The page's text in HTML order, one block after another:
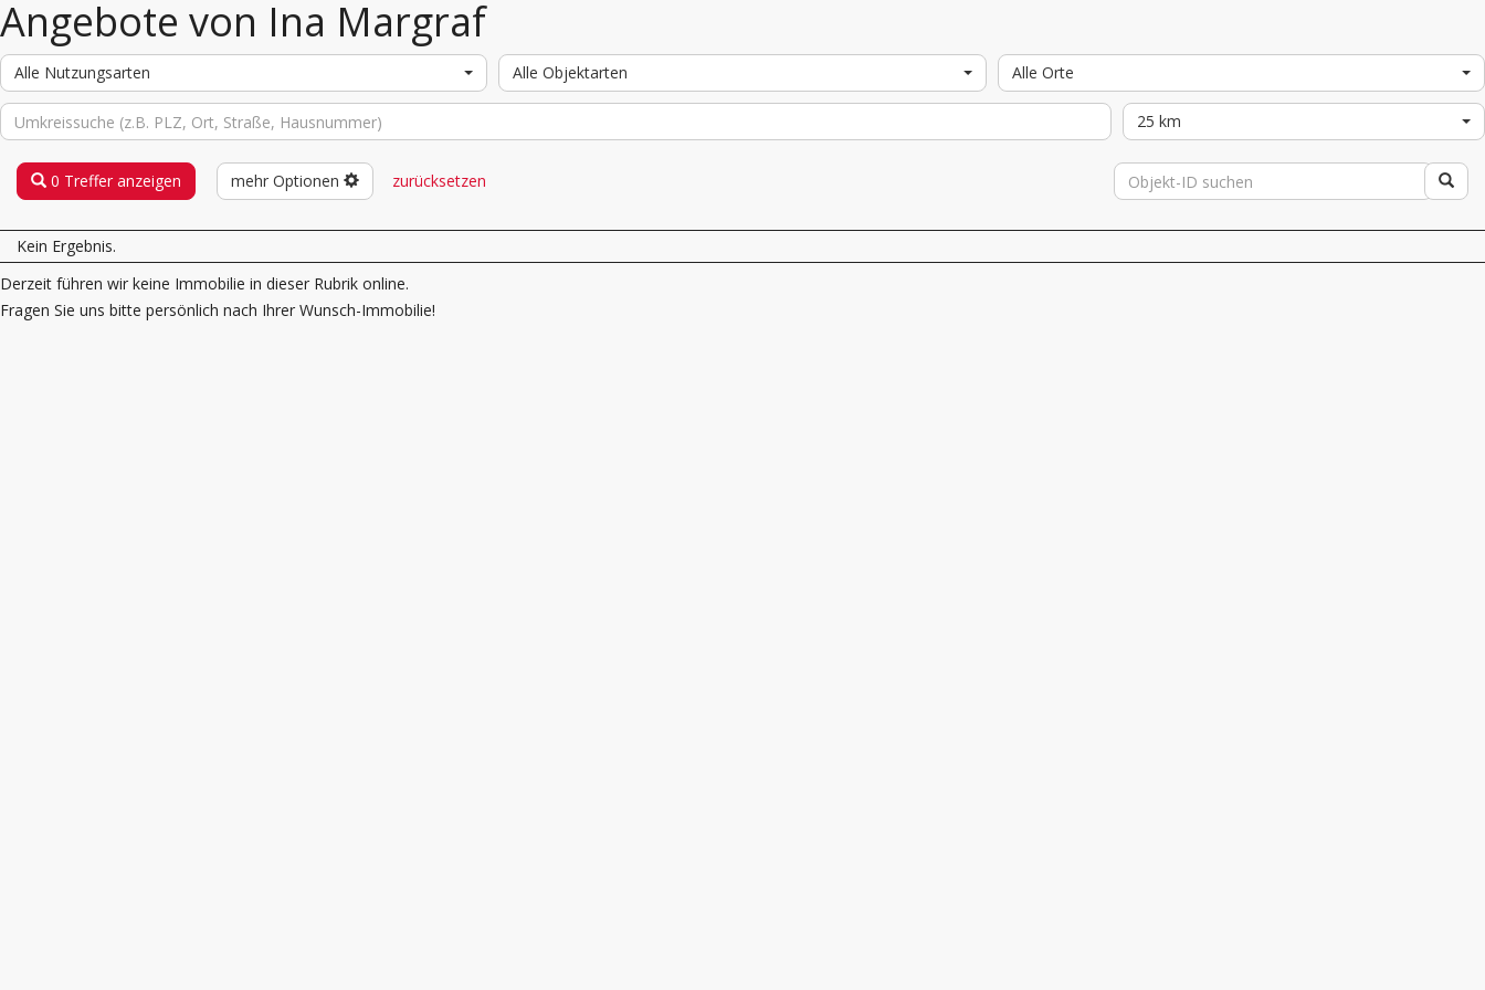
Angebote von Ina Margraf
Alle Nutzungsarten Alle Objektarten Alle Orte
25 km
0 Treffer anzeigen mehr Optionen zurücksetzen
Kein Ergebnis.
Derzeit führen wir keine Immobilie in dieser Rubrik online.
Fragen Sie uns bitte persönlich nach Ihrer Wunsch-Immobilie!